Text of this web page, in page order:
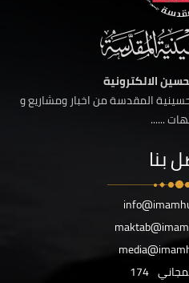
الالكترونية
المقدسة من اخبار ومشاريع و
......
بنا
174